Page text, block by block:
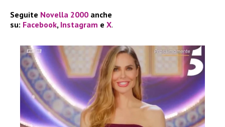
Seguite Novella 2000 anche
su: Facebook, Instagram e X.